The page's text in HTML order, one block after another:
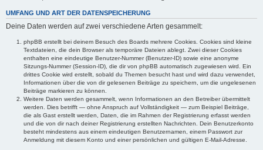
UMFANG UND ART DER DATENSPEICHERUNG
Deine Daten werden auf zwei verschiedene Arten gesammelt:
phpBB erstellt bei deinem Besuch des Boards mehrere Cookies. Cookies sind kleine
Textdateien, die dein Browser als temporäre Dateien ablegt. Zwei dieser Cookies
enthalten eine eindeutige Benutzer-Nummer (Benutzer-ID) sowie eine anonyme
Sitzungs-Nummer (Session-ID), die dir von phpBB automatisch zugewiesen wird. Ein
drittes Cookie wird erstellt, sobald du Themen besucht hast und wird dazu verwendet,
Informationen über die von dir gelesenen Beiträge zu speichern, um die ungelesenen
Beiträge markieren zu können.
Weitere Daten werden gesammelt, wenn Informationen an den Betreiber übermittelt
werden. Dies betrifft — ohne Anspruch auf Vollständigkeit — zum Beispiel Beiträge,
die als Gast erstellt werden, Daten, die im Rahmen der Registrierung erfasst werden
und die von dir nach deiner Registrierung erstellten Nachrichten. Dein Benutzerkonto
besteht mindestens aus einem eindeutigen Benutzernamen, einem Passwort zur
Anmeldung mit diesem Konto und einer persönlichen und gültigen E-Mail-Adresse.